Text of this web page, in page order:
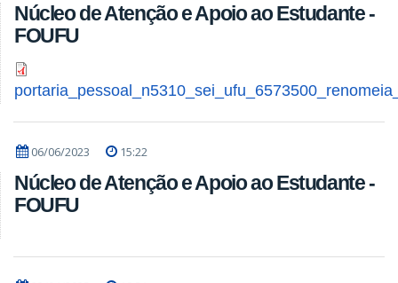
Núcleo de Atenção e Apoio ao Estudante -
FOUFU
06/06/2023 15:22
Núcleo de Atenção e Apoio ao Estudante -
FOUFU